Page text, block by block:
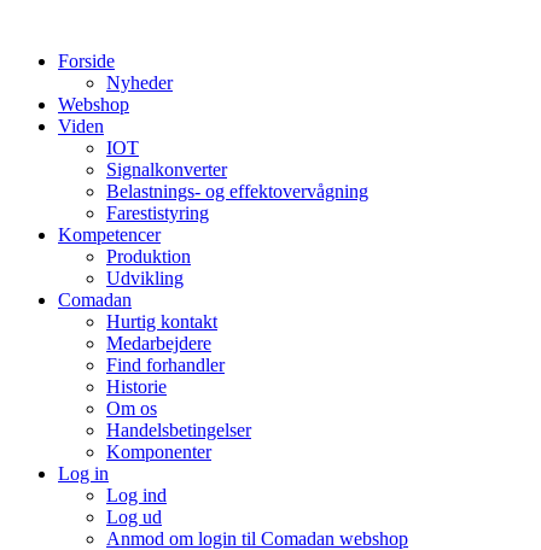
indholdForside
Nyheder
Webshop
Viden
IOT
Signalkonverter
Belastnings- og effektovervågning
Farestistyring
Kompetencer
Produktion
Udvikling
Comadan
Hurtig kontakt
Medarbejdere
Find forhandler
Historie
Om os
Handelsbetingelser
Komponenter
Log in
Log ind
Log ud
Anmod om login til Comadan webshop